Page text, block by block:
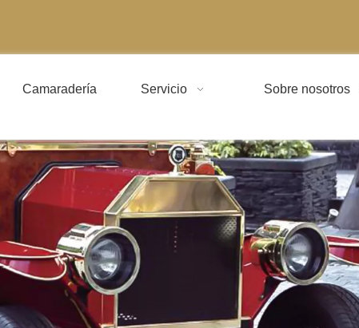
Camaradería Servicio Sobre nosotros